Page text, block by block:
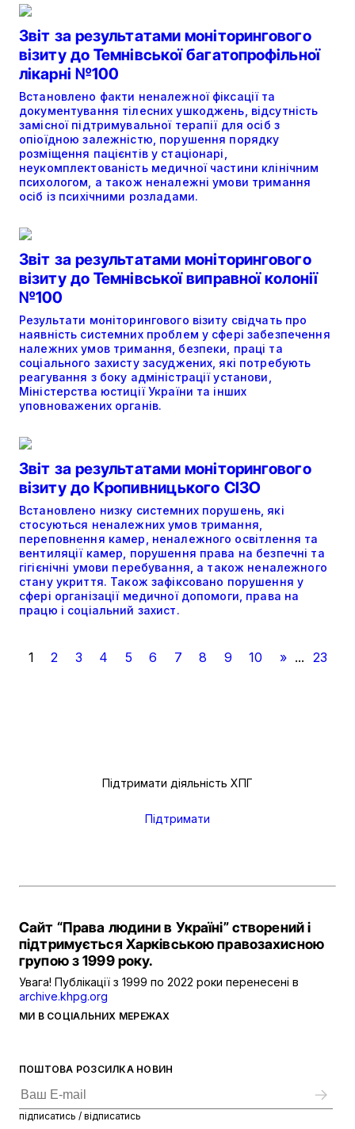
Звіт за результатами моніторингового
візиту до Темнівської багатопрофільної
лікарні №100
Встановлено факти неналежної фіксації та
документування тілесних ушкоджень, відсутність
замісної підтримувальної терапії для осіб з
опіоїдною залежністю, порушення порядку
розміщення пацієнтів у стаціонарі,
неукомплектованість медичної частини клінічним
психологом, а також неналежні умови тримання
осіб із психічними розладами.
Звіт за результатами моніторингового
візиту до Темнівської виправної колонії
№100
Результати моніторингового візиту свідчать про
наявність системних проблем у сфері забезпечення
належних умов тримання, безпеки, праці та
соціального захисту засуджених, які потребують
реагування з боку адміністрації установи,
Міністерства юстиції України та інших
уповноважених органів.
Звіт за результатами моніторингового
візиту до Кропивницького СІЗО
Встановлено низку системних порушень, які
стосуються неналежних умов тримання,
переповнення камер, неналежного освітлення та
вентиляції камер, порушення права на безпечні та
гігієнічні умови перебування, а також неналежного
стану укриття. Також зафіксовано порушення у
сфері організації медичної допомоги, права на
працю і соціальний захист.
1 2 3 4 5 6 7 8 9 10 » ... 23
Підтримати діяльність ХПГ
Підтримати
ПОШТОВА РОЗСИЛКА НОВИН
підписатись / відписатись
МИ В СОЦІАЛЬНИХ МЕРЕЖАХ
Сайт “Права людини в Україні” створений і
підтримується Харківською правозахисною
групою з 1999 року.
Увага! Публікації з 1999 по 2022 роки перенесені в
archive.khpg.org